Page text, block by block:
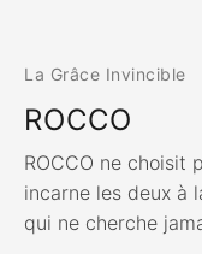
La Grâce Invincible
ROCCO
ROCCO ne choisit
incarne les deux à
qui ne cherche